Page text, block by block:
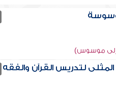
إلى موسوس)
لتدريس القرآن والفقه